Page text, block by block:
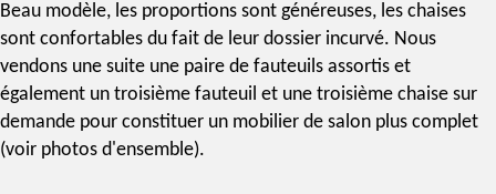
Beau modèle, les proportions sont généreuses, les chaises
sont confortables du fait de leur dossier incurvé. Nous
vendons une suite une paire de fauteuils assortis et
également un troisième fauteuil et une troisième chaise sur
demande pour constituer un mobilier de salon plus complet
(voir photos d'ensemble).